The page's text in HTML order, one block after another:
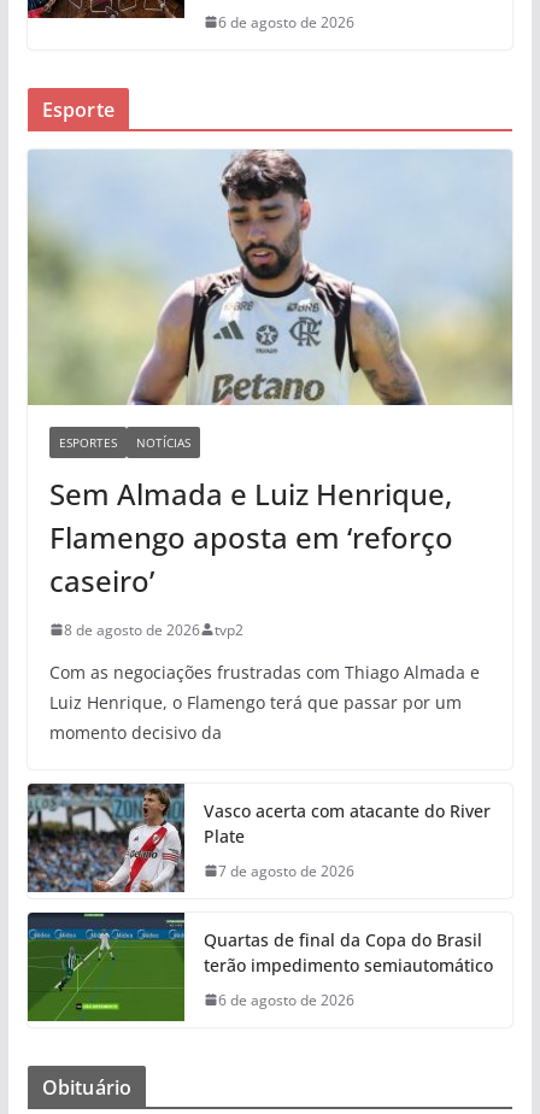
6 de agosto de 2026
Esporte
ESPORTES NOTÍCIAS
Sem Almada e Luiz Henrique,
Flamengo aposta em ‘reforço
caseiro’
8 de agosto de 2026 tvp2
Com as negociações frustradas com Thiago Almada e
Luiz Henrique, o Flamengo terá que passar por um
momento decisivo da
Vasco acerta com atacante do River
Plate
7 de agosto de 2026
Quartas de final da Copa do Brasil
terão impedimento semiautomático
6 de agosto de 2026
Obituário